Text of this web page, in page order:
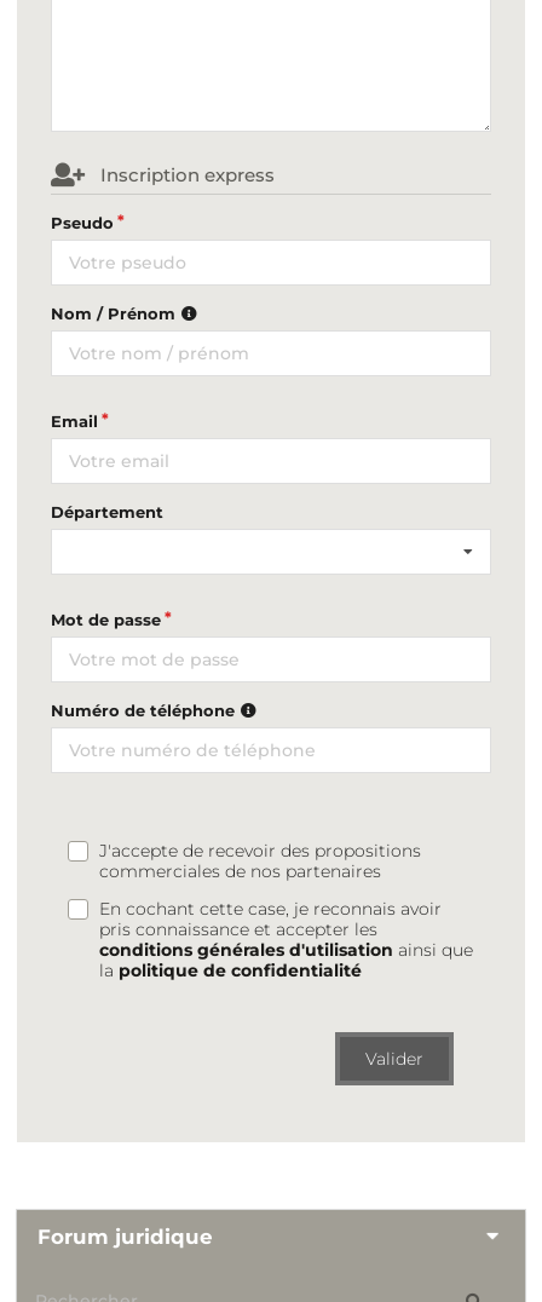
Inscription express
Pseudo
Nom / Prénom
Email
Département
Mot de passe
Numéro de téléphone
J'accepte de recevoir des propositions
commerciales de nos partenaires
En cochant cette case, je reconnais avoir
pris connaissance et accepter les
conditions générales d'utilisation ainsi que
la politique de confidentialité
Valider
Forum juridique